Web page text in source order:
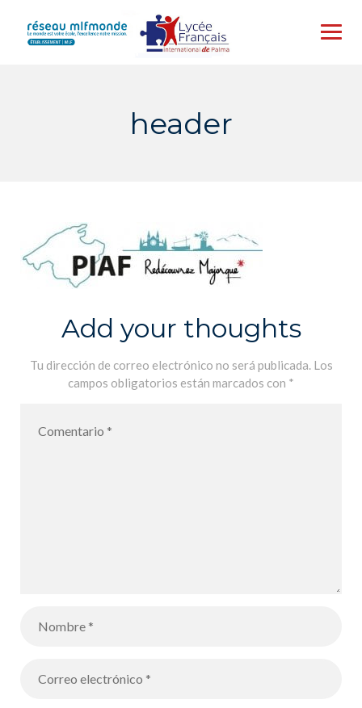
content
header
Add your thoughts
Tu dirección de correo electrónico no será publicada. Los
campos obligatorios están marcados con *